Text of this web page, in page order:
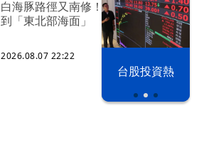
台股投資熱
白海豚路徑又南修！ 海警範圍擴增
到「東北部海面」
2026.08.07 22:22